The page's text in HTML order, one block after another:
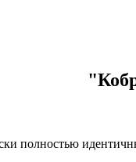
полностью